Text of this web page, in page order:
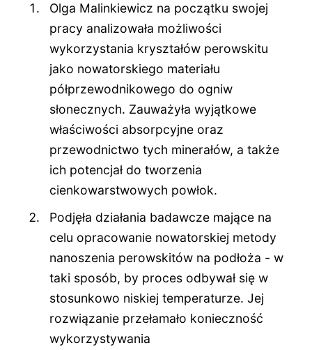
Olga Malinkiewicz na początku swojej
pracy analizowała możliwości
wykorzystania kryształów perowskitu
jako nowatorskiego materiału
półprzewodnikowego do ogniw
słonecznych. Zauważyła wyjątkowe
właściwości absorpcyjne oraz
przewodnictwo tych minerałów, a także
ich potencjał do tworzenia
cienkowarstwowych powłok.
Podjęła działania badawcze mające na
celu opracowanie nowatorskiej metody
nanoszenia perowskitów na podłoża - w
taki sposób, by proces odbywał się w
stosunkowo niskiej temperaturze. Jej
rozwiązanie przełamało konieczność
wykorzystywania